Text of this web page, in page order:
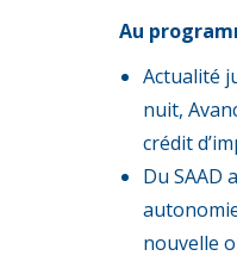
Au
Actualité
nuit,
crédit
Du SAAD
nouvelle